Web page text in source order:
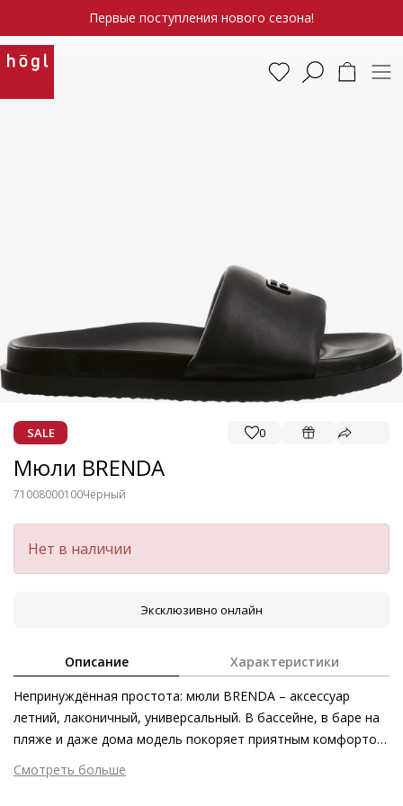
Первые поступления нового сезона!
SALE 0
Мюли BRENDA
71008000100Чёрный
Нет в наличии
Эксклюзивно онлайн
Описание Характеристики
Непринуждённая простота: мюли BRENDA – аксессуар
летний, лаконичный, универсальный. В бассейне, в баре на
пляже и даже дома модель покоряет приятным комфортом
и минималистичным силуэтом. Ремешки с воздушной
набивкой мягко ложатся на кожу, принимая форму стопы. В
Смотреть больше